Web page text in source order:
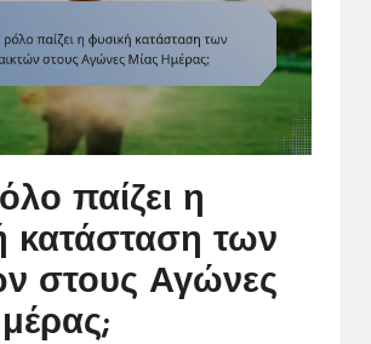
παίζει η
κατάσταση των
στους Αγώνες